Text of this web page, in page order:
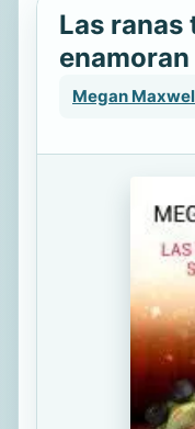
Las ranas
enamoran
Megan